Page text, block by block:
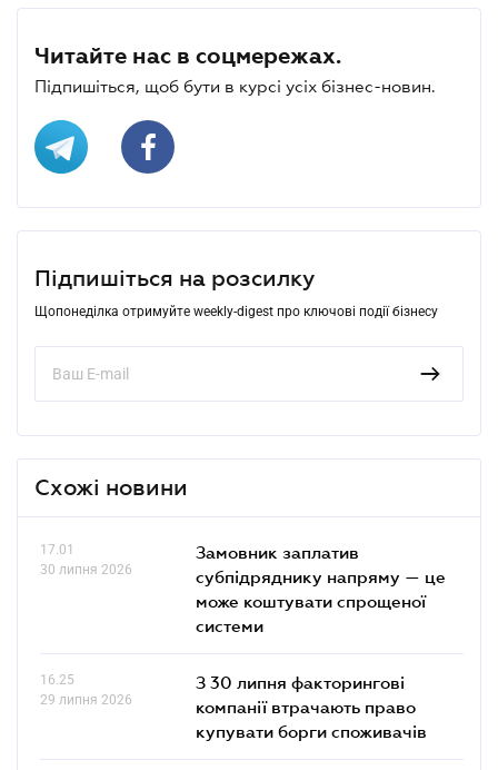
Читайте нас в соцмережах.
Підпишіться, щоб бути в курсі усіх бізнес-новин.
Підпишіться на розсилку
Щопонеділка отримуйте weekly-digest про ключові події бізнесу
Схожі новини
17.01
30 липня 2026
Замовник заплатив
субпідряднику напряму — це
може коштувати спрощеної
системи
16.25
29 липня 2026
З 30 липня факторингові
компанії втрачають право
купувати борги споживачів